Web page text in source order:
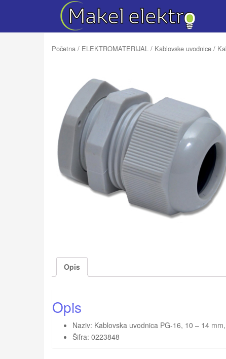
Početna / ELEKTROMATERIJAL / Kablovske uvodnice /
Opis
Opis
Naziv: Kablovska uvodnica PG-16, 10 – 14
Šifra: 0223848